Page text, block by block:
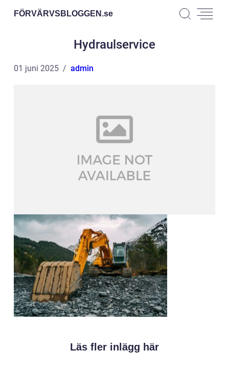
FÖRVÄRVSBLOGGEN.se
Hydraulservice
01 juni 2025 admin
Läs fler inlägg här